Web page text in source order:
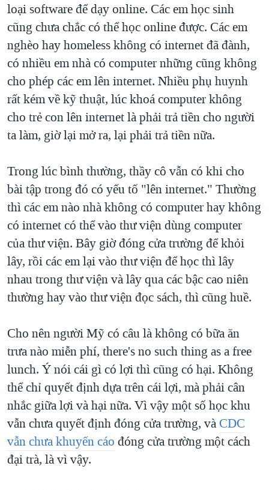
loại software để dạy online. Các em học sinh
cũng chưa chắc có thể học online được. Các em
nghèo hay homeless không có internet đã đành,
có nhiều em nhà có computer những cũng không
cho phép các em lên internet. Nhiều phụ huynh
rất kém về kỹ thuật, lúc khoá computer không
cho trẻ con lên internet là phải trả tiền cho người
ta làm, giờ lại mở ra, lại phải trả tiền nữa.
Trong lúc bình thường, thầy cô vẫn có khi cho
bài tập trong đó có yếu tố "lên internet." Thường
thì các em nào nhà không có computer hay không
có internet có thể vào thư viện dùng computer
của thư viện. Bây giờ đóng cửa trường để khỏi
lây, rồi các em lại vào thư viện để học thì lây
nhau trong thư viện và lây qua các bậc cao niên
thường hay vào thư viện đọc sách, thì cũng huề.
Cho nên người Mỹ có câu là không có bữa ăn
trưa nào miễn phí, there's no such thing as a free
lunch. Ý nói cái gì có lợi thì cũng có hại. Không
thể chỉ quyết định dựa trên cái lợi, mà phải cân
nhắc giữa lợi và hại nữa. Vì vậy một số học khu
vẫn chưa quyết định đóng cửa trường, vàCDC
vẫn chưa khuyến cáo đóng cửa trường một cách
đại trà, là vì vậy.